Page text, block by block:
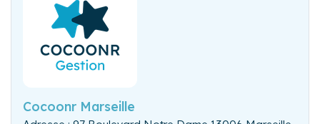
Cocoonr Marseille